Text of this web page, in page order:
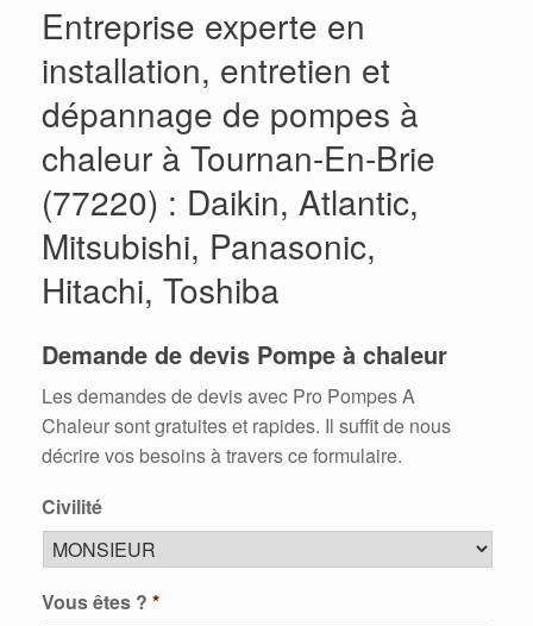
Entreprise experte en
installation, entretien et
dépannage de pompes à
chaleur à Tournan-En-Brie
(77220) : Daikin, Atlantic,
Mitsubishi, Panasonic,
Hitachi, Toshiba
Demande de devis Pompe à chaleur
Les demandes de devis avec Pro Pompes A
Chaleur sont gratuites et rapides. Il suffit de nous
décrire vos besoins à travers ce formulaire.
Civilité
Vous êtes ? *